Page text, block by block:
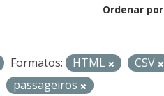
Ordenar por
Formatos: HTML CSV
passageiros